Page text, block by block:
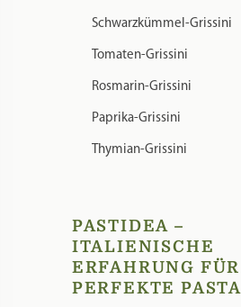
Schwarzkümmel-Grissini
Tomaten-Grissini
Rosmarin-Grissini
Paprika-Grissini
Thymian-Grissini
PASTIDEA –
ITALIENISCHE
ERFAHRUNG FÜR
PERFEKTE PASTA